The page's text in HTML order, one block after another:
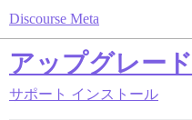
Discourse Meta
アップグレー
サポート インストール